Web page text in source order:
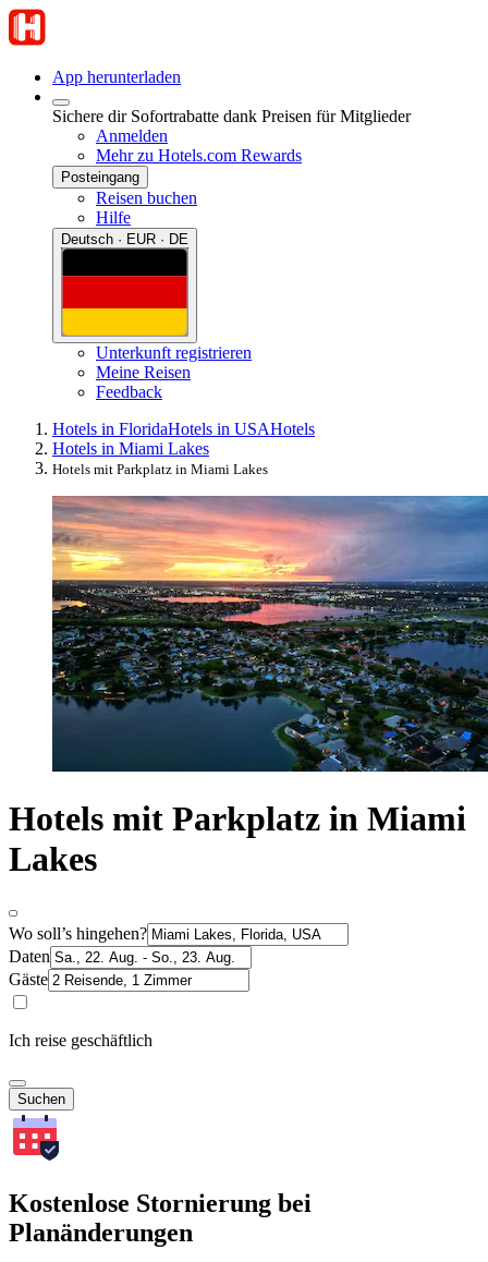
App herunterladen
Sichere dir Sofortrabatte dank Preisen für Mitglieder
Anmelden
Mehr zu Hotels.com Rewards
Posteingang
Reisen buchen
Hilfe
Deutsch · EUR · DE
Unterkunft registrieren
Meine Reisen
Feedback
Hotels in FloridaHotels in USAHotels
Hotels in Miami Lakes
Hotels mit Parkplatz in Miami Lakes
Hotels mit Parkplatz in Miami
Lakes
Wo soll’s hingehen?
Daten
Gäste
Ich reise geschäftlich
Suchen
Kostenlose Stornierung bei
Planänderungen